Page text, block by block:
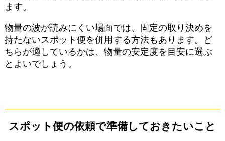
ます。
物量の波が読みにくい場面では、固定の取り決めを
持たないスポット便を併用する方法もあります。ど
ちらが適しているかは、物量の安定度を目安に選ぶ
とよいでしょう。
スポット便の依頼で準備しておきたいこと